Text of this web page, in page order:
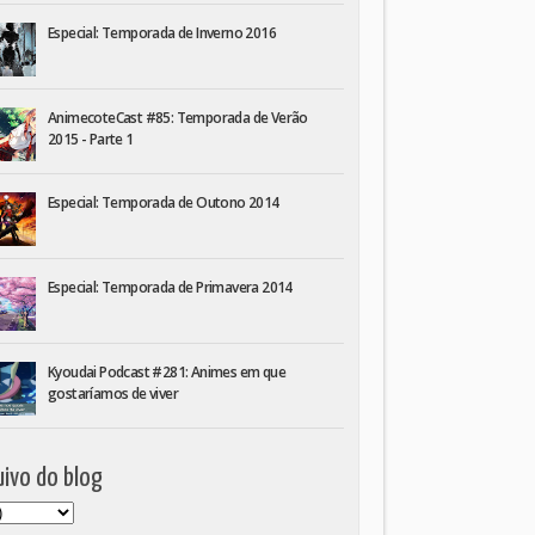
Especial: Temporada de Inverno 2016
AnimecoteCast #85: Temporada de Verão
2015 - Parte 1
Especial: Temporada de Outono 2014
Especial: Temporada de Primavera 2014
Kyoudai Podcast #281: Animes em que
gostaríamos de viver
do blog